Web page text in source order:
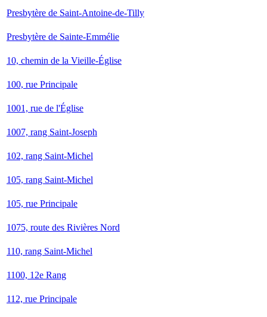
Presbytère de Saint-Antoine-de-Tilly
Presbytère de Sainte-Emmélie
10, chemin de la Vieille-Église
100, rue Principale
1001, rue de l'Église
1007, rang Saint-Joseph
102, rang Saint-Michel
105, rang Saint-Michel
105, rue Principale
1075, route des Rivières Nord
110, rang Saint-Michel
1100, 12e Rang
112, rue Principale